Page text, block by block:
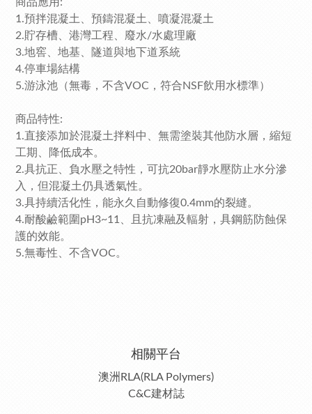
1.預拌混凝土、預鑄混凝土、噴凝混凝土
2.貯存槽、港灣工程、廢水/水處理廠
3.地窖、地基、隧道與地下道系統
4.停車場結構
5.游泳池（無毒，不含VOC，符合NSF飲用水標準）
商品特性:
1.直接添加於混凝土拌料中、無需塗裝其他防水層，縮短
工期、降低成本。
2.具抗正、負水壓之特性，可抗20bar靜水壓防止水分滲
入，但混凝土仍具透氣性。
3.具持續活化性，能永久自動修復0.4mm的裂縫。
4.耐酸鹼範圍pH3~11、且抗凍融及輻射，具鋼筋防蝕保
護的效能。
5.無毒性、不含VOC。
相關平台
澳洲RLA(RLA Polymers)
C&C建材誌